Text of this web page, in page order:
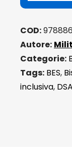
BES
COD:
Autore:
Categorie:
Tags: BES,
inclusiva, DSA